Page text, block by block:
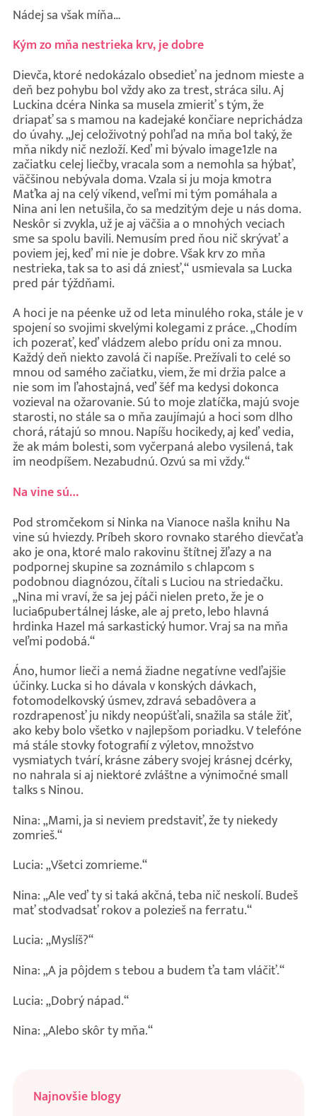
Nádej sa však míňa…
Kým zo mňa nestrieka krv, je dobre
Dievča, ktoré nedokázalo obsedieť na jednom mieste a
deň bez pohybu bol vždy ako za trest, stráca silu. Aj
Luckina dcéra Ninka sa musela zmieriť s tým, že
driapať sa s mamou na kadejaké končiare neprichádza
do úvahy. „Jej celoživotný pohľad na mňa bol taký, že
mňa nikdy nič nezloží. Keď mi bývalo image1zle na
začiatku celej liečby, vracala som a nemohla sa hýbať,
väčšinou nebývala doma. Vzala si ju moja kmotra
Maťka aj na celý víkend, veľmi mi tým pomáhala a
Nina ani len netušila, čo sa medzitým deje u nás doma.
Neskôr si zvykla, už je aj väčšia a o mnohých veciach
sme sa spolu bavili. Nemusím pred ňou nič skrývať a
poviem jej, keď mi nie je dobre. Však krv zo mňa
nestrieka, tak sa to asi dá zniesť,“ usmievala sa Lucka
pred pár týždňami.
A hoci je na péenke už od leta minulého roka, stále je v
spojení so svojimi skvelými kolegami z práce. „Chodím
ich pozerať, keď vládzem alebo prídu oni za mnou.
Každý deň niekto zavolá či napíše. Prežívali to celé so
mnou od samého začiatku, viem, že mi držia palce a
nie som im ľahostajná, veď šéf ma kedysi dokonca
vozieval na ožarovanie. Sú to moje zlatíčka, majú svoje
starosti, no stále sa o mňa zaujímajú a hoci som dlho
chorá, rátajú so mnou. Napíšu hocikedy, aj keď vedia,
že ak mám bolesti, som vyčerpaná alebo vysilená, tak
im neodpíšem. Nezabudnú. Ozvú sa mi vždy.“
Na vine sú…
Pod stromčekom si Ninka na Vianoce našla knihu Na
vine sú hviezdy. Príbeh skoro rovnako starého dievčaťa
ako je ona, ktoré malo rakovinu štítnej žľazy a na
podpornej skupine sa zoznámilo s chlapcom s
podobnou diagnózou, čítali s Luciou na striedačku.
„Nina mi vraví, že sa jej páči nielen preto, že je o
lucia6pubertálnej láske, ale aj preto, lebo hlavná
hrdinka Hazel má sarkastický humor. Vraj sa na mňa
veľmi podobá.“
Áno, humor lieči a nemá žiadne negatívne vedľajšie
účinky. Lucka si ho dávala v konských dávkach,
fotomodelkovský úsmev, zdravá sebadôvera a
rozdrapenosť ju nikdy neopúšťali, snažila sa stále žiť,
ako keby bolo všetko v najlepšom poriadku. V telefóne
má stále stovky fotografií z výletov, množstvo
vysmiatych tvárí, krásne zábery svojej krásnej dcérky,
no nahrala si aj niektoré zvláštne a výnimočné small
talks s Ninou.
Nina: „Mami, ja si neviem predstaviť, že ty niekedy
zomrieš.“
Lucia: „Všetci zomrieme.“
Nina: „Ale veď ty si taká akčná, teba nič neskolí. Budeš
mať stodvadsať rokov a polezieš na ferratu.“
Lucia: „Myslíš?“
Nina: „A ja pôjdem s tebou a budem ťa tam vláčiť.“
Lucia: „Dobrý nápad.“
Nina: „Alebo skôr ty mňa.“
Najnovšie blogy